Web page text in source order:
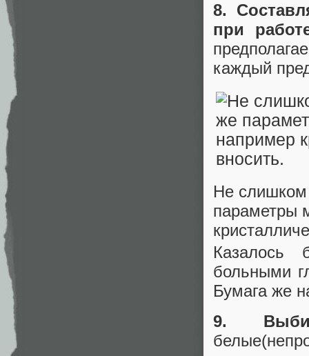
8.
при
каждый
Не слишком
параметры
Казалось
больными
Бумага же
9.